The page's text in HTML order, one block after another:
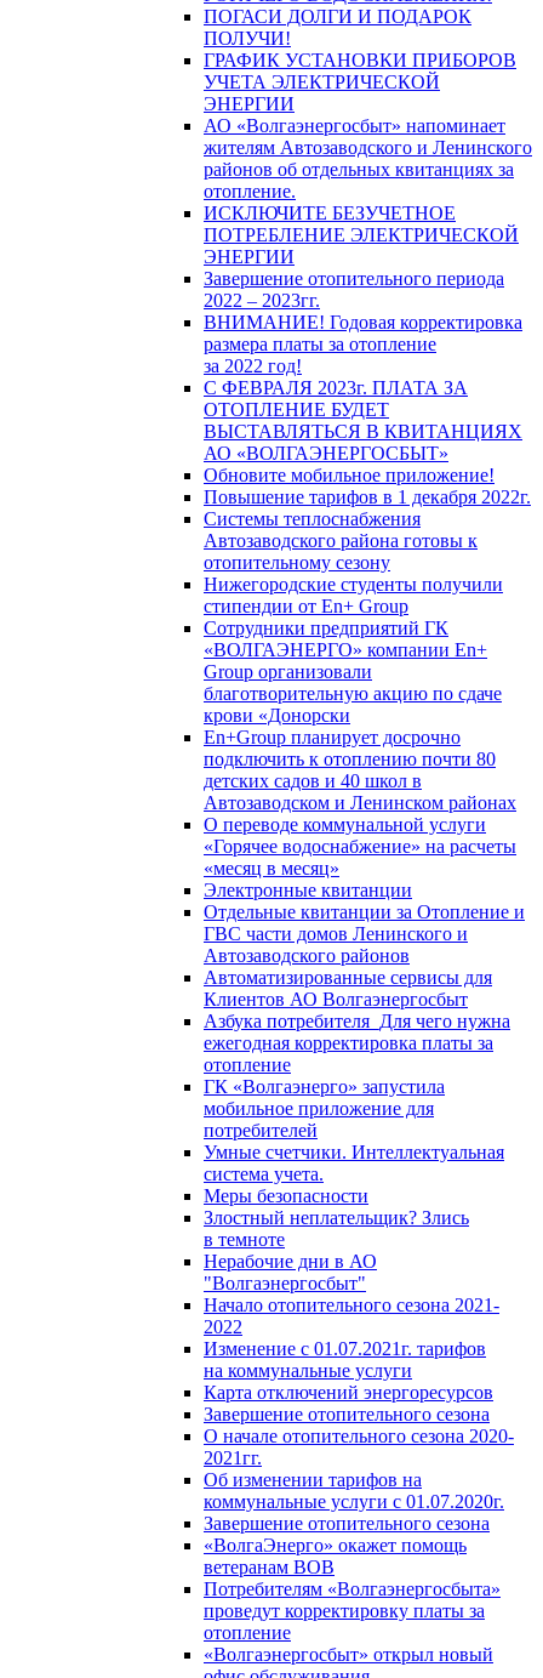
ПОГАСИ ДОЛГИ И ПОДАРОК
ПОЛУЧИ!
ГРАФИК УСТАНОВКИ ПРИБОРОВ
УЧЕТА ЭЛЕКТРИЧЕСКОЙ
ЭНЕРГИИ
АО «Волгаэнергосбыт» напоминает
жителям Автозаводского и Ленинского
районов об отдельных квитанциях за
отопление.
ИСКЛЮЧИТЕ БЕЗУЧЕТНОЕ
ПОТРЕБЛЕНИЕ ЭЛЕКТРИЧЕСКОЙ
ЭНЕРГИИ
Завершение отопительного периода
2022 – 2023гг.
ВНИМАНИЕ! Годовая корректировка
размера платы за отопление
за 2022 год!
С ФЕВРАЛЯ 2023г. ПЛАТА ЗА
ОТОПЛЕНИЕ БУДЕТ
ВЫСТАВЛЯТЬСЯ В КВИТАНЦИЯХ
АО «ВОЛГАЭНЕРГОСБЫТ»
Обновите мобильное приложение!
Повышение тарифов в 1 декабря 2022г.
Системы теплоснабжения
Автозаводского района готовы к
отопительному сезону
Нижегородские студенты получили
стипендии от En+ Group
Сотрудники предприятий ГК
«ВОЛГАЭНЕРГО» компании En+
Group организовали
благотворительную акцию по сдаче
крови «Донорски
En+Group планирует досрочно
подключить к отоплению почти 80
детских садов и 40 школ в
Автозаводском и Ленинском районах
О переводе коммунальной услуги
«Горячее водоснабжение» на расчеты
«месяц в месяц»
Электронные квитанции
Отдельные квитанции за Отопление и
ГВС части домов Ленинского и
Автозаводского районов
Автоматизированные сервисы для
Клиентов АО Волгаэнергосбыт
Азбука потребителя_Для чего нужна
ежегодная корректировка платы за
отопление
ГК «Волгаэнерго» запустила
мобильное приложение для
потребителей
Умные счетчики. Интеллектуальная
система учета.
Меры безопасности
Злостный неплательщик? Злись
в темноте
Нерабочие дни в АО
"Волгаэнергосбыт"
Начало отопительного сезона 2021-
2022
Изменение с 01.07.2021г. тарифов
на коммунальные услуги
Карта отключений энергоресурсов
Завершение отопительного сезона
О начале отопительного сезона 2020-
2021гг.
Об изменении тарифов на
коммунальные услуги с 01.07.2020г.
Завершение отопительного сезона
«ВолгаЭнерго» окажет помощь
ветеранам ВОВ
Потребителям «Волгаэнергосбыта»
проведут корректировку платы за
отопление
«Волгаэнергосбыт» открыл новый